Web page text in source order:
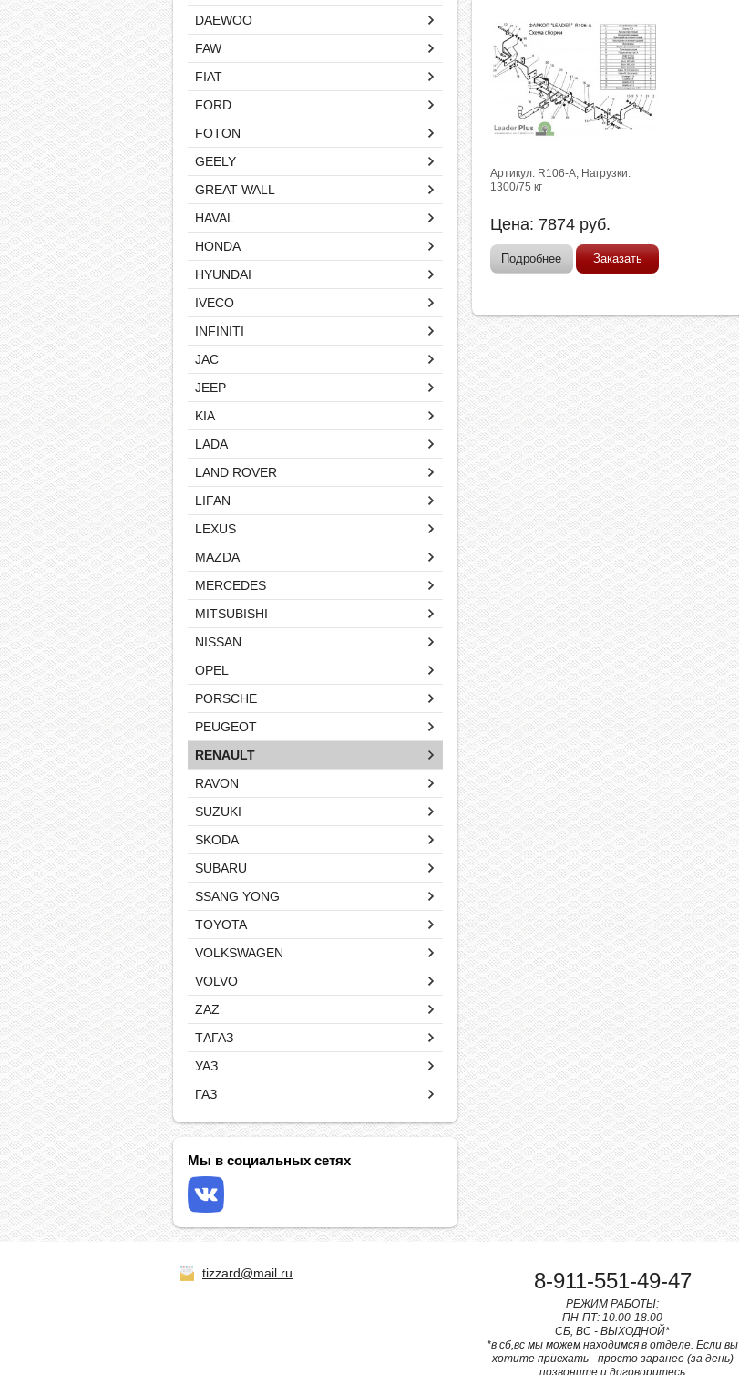
DAEWOO
FAW
FIAT
FORD
FOTON
GEELY
GREAT WALL
HAVAL
HONDA
HYUNDAI
IVECO
INFINITI
JAC
JEEP
KIA
LADA
LAND ROVER
LIFAN
LEXUS
MAZDA
MERCEDES
MITSUBISHI
NISSAN
OPEL
PORSCHE
PEUGEOT
RENAULT
RAVON
SUZUKI
SKODA
SUBARU
SSANG YONG
TOYOTA
VOLKSWAGEN
VOLVO
ZAZ
ТАГАЗ
УАЗ
ГАЗ
Мы в социальных сетях
Артикул: R106-A, Нагрузки:
1300/75 кг
Цена: 7874 руб.
Подробнее Заказать
tizzard@mail.ru 8-911-551-49-47
РЕЖИМ РАБОТЫ:
ПН-ПТ: 10.00-18.00
СБ, ВС - ВЫХОДНОЙ*
*в сб,вс мы можем находимся в отделе. Если вы
хотите приехать - просто заранее (за день)
позвоните и договоритесь